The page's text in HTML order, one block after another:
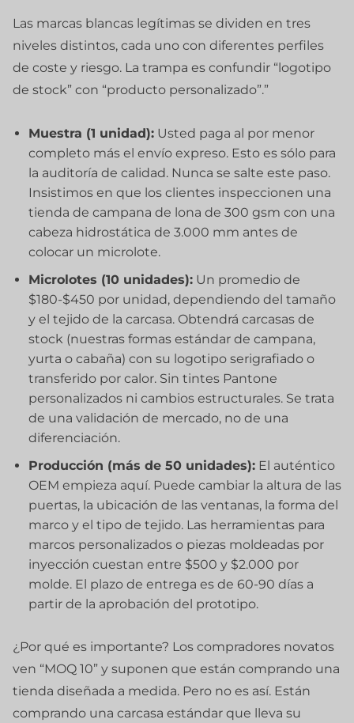
Las marcas blancas legítimas se dividen en tres
niveles distintos, cada uno con diferentes perfiles
de coste y riesgo. La trampa es confundir “logotipo
de stock” con “producto personalizado”.”
Muestra (1 unidad): Usted paga al por menor
completo más el envío expreso. Esto es sólo para
la auditoría de calidad. Nunca se salte este paso.
Insistimos en que los clientes inspeccionen una
tienda de campana de lona de 300 gsm con una
cabeza hidrostática de 3.000 mm antes de
colocar un microlote.
Microlotes (10 unidades): Un promedio de
$180-$450 por unidad, dependiendo del tamaño
y el tejido de la carcasa. Obtendrá carcasas de
stock (nuestras formas estándar de campana,
yurta o cabaña) con su logotipo serigrafiado o
transferido por calor. Sin tintes Pantone
personalizados ni cambios estructurales. Se trata
de una validación de mercado, no de una
diferenciación.
Producción (más de 50 unidades): El auténtico
OEM empieza aquí. Puede cambiar la altura de las
puertas, la ubicación de las ventanas, la forma del
marco y el tipo de tejido. Las herramientas para
marcos personalizados o piezas moldeadas por
inyección cuestan entre $500 y $2.000 por
molde. El plazo de entrega es de 60-90 días a
partir de la aprobación del prototipo.
¿Por qué es importante? Los compradores novatos
ven “MOQ 10” y suponen que están comprando una
tienda diseñada a medida. Pero no es así. Están
comprando una carcasa estándar que lleva su